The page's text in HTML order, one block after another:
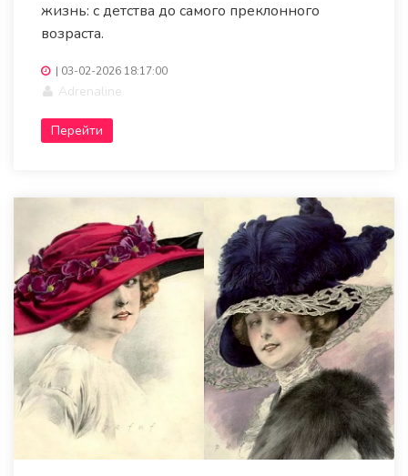
жизнь: с детства до самого преклонного
возраста.
| 03-02-2026 18:17:00
Adrenaline
Перейти